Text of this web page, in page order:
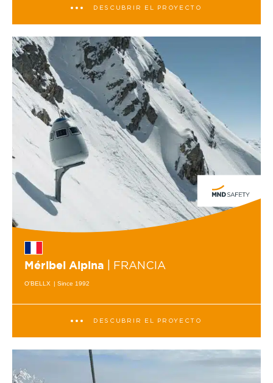
DESCUBRIR EL PROYECTO
Méribel Alpina | FRANCIA
O'BELLX | Since 1992
DESCUBRIR EL PROYECTO